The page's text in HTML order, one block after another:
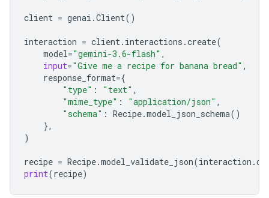
client = genai .Client()
interaction = client. interactions .create(
model="gemini-3.6-flash" ,
input="Give me a recipe for banana bread" ,
response_format={
"type" : "text" ,
"mime_type" : "application/json" ,
"schema" : Recipe.model_json_schema()
},
)
recipe = Recipe.model_validate_json(interaction .
print(recipe)